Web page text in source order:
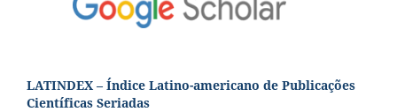
LATINDEX – Índice Latino-americano de Publicações
Científicas Seriadas